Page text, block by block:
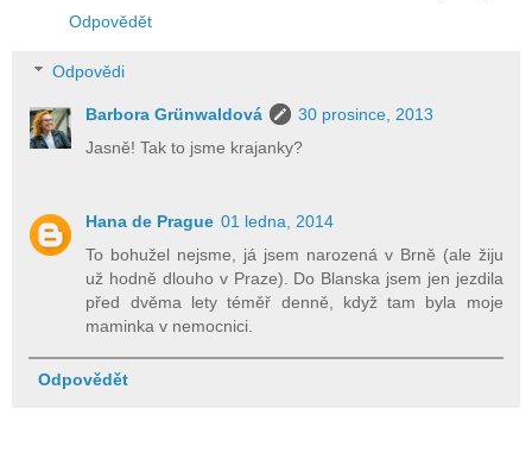
Odpovědět
Odpovědi
Barbora Grünwaldová
30 prosince, 2013
Jasně! Tak to jsme krajanky?
Hana de Prague 01 ledna, 2014
To bohužel nejsme, já jsem narozená v Brně (ale žiju
už hodně dlouho v Praze). Do Blanska jsem jen jezdila
před dvěma lety téměř denně, když tam byla moje
maminka v nemocnici.
Odpovědět